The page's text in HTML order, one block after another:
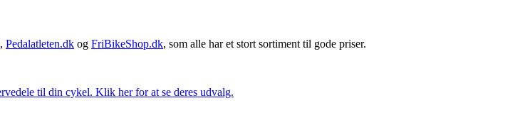
, Pedalatleten.dk og FriBikeShop.dk, som alle har et stort sortiment til gode priser.
til din cykel. Klik her for at se deres udvalg.